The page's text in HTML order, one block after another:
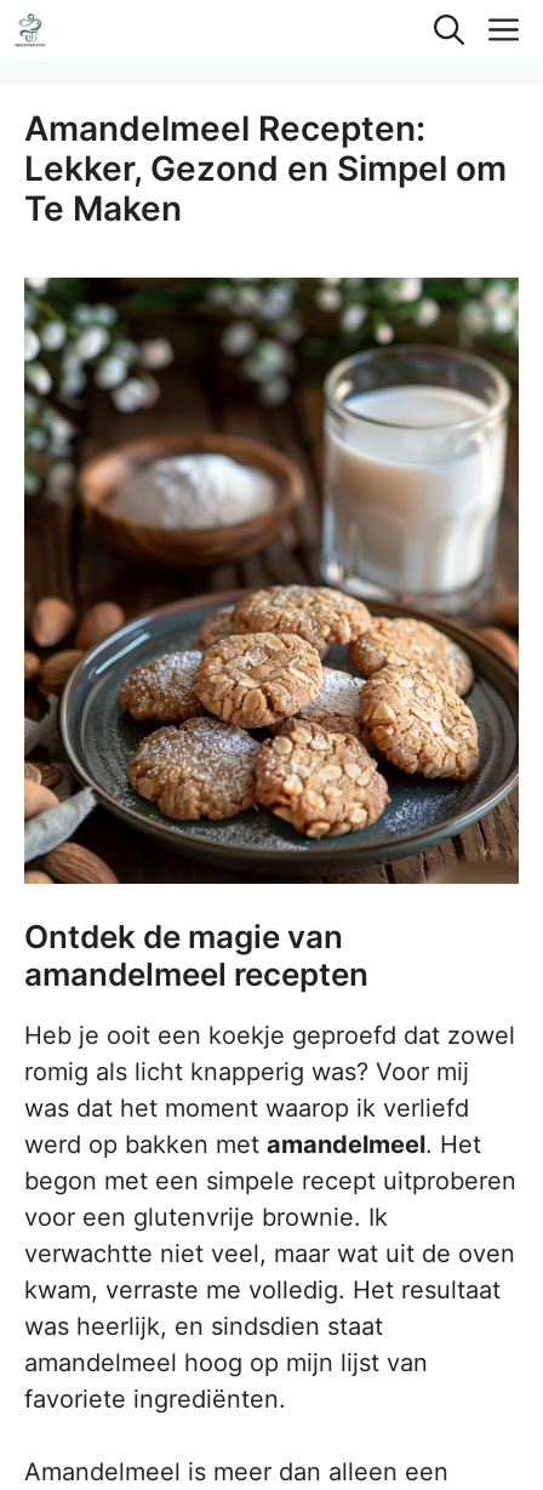
Ga
naar
inhoud
Amandelmeel Recepten:
Lekker, Gezond en Simpel om
Te Maken
Ontdek de magie van
amandelmeel recepten
Heb je ooit een koekje geproefd dat zowel
romig als licht knapperig was? Voor mij
was dat het moment waarop ik verliefd
werd op bakken met amandelmeel. Het
begon met een simpele recept uitproberen
voor een glutenvrije brownie. Ik
verwachtte niet veel, maar wat uit de oven
kwam, verraste me volledig. Het resultaat
was heerlijk, en sindsdien staat
amandelmeel hoog op mijn lijst van
favoriete ingrediënten.
Amandelmeel is meer dan alleen een